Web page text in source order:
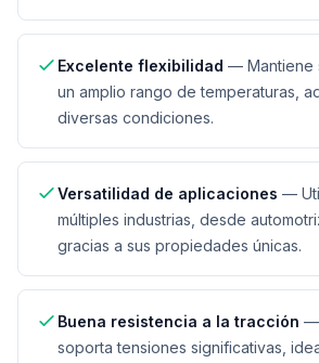
Excelente flexibilidad — Mantiene
un amplio rango de temperaturas,
diversas condiciones.
Versatilidad de aplicaciones —
múltiples industrias, desde
gracias a sus propiedades únicas.
Buena resistencia a la tracción —
soporta tensiones significativas,